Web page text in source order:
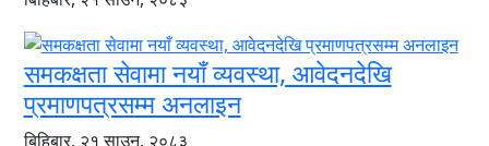
समकक्षता सेवामा नयाँ व्यवस्था, आवेदनदेखि
प्रमाणपत्रसम्म अनलाइन
बिहिबार, २१ साउन, २०८३